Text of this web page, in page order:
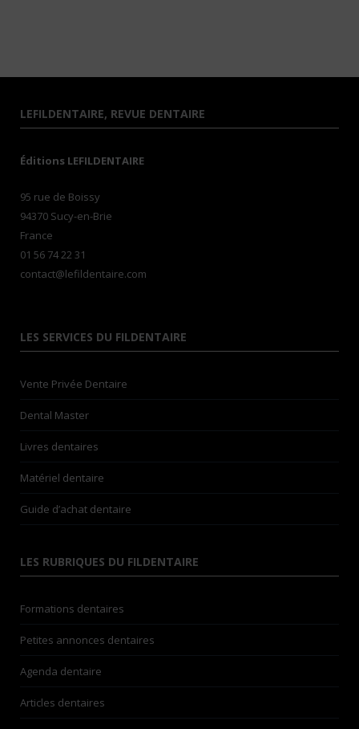
LEFILDENTAIRE, REVUE DENTAIRE
Éditions LEFILDENTAIRE
95 rue de Boissy
94370 Sucy-en-Brie
France
01 56 74 22 31
contact@lefildentaire.com
LES SERVICES DU FILDENTAIRE
Vente Privée Dentaire
Dental Master
Livres dentaires
Matériel dentaire
Guide d’achat dentaire
LES RUBRIQUES DU FILDENTAIRE
Formations dentaires
Petites annonces dentaires
Agenda dentaire
Articles dentaires